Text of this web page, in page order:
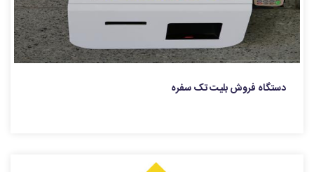
دستگاه فروش بلیت تک سفره